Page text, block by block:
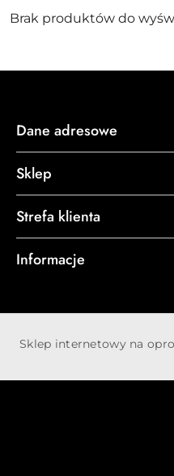
Brak produktów do
Dane adresowe
Sklep
Strefa klienta
Informacje
Sklep internetowy na